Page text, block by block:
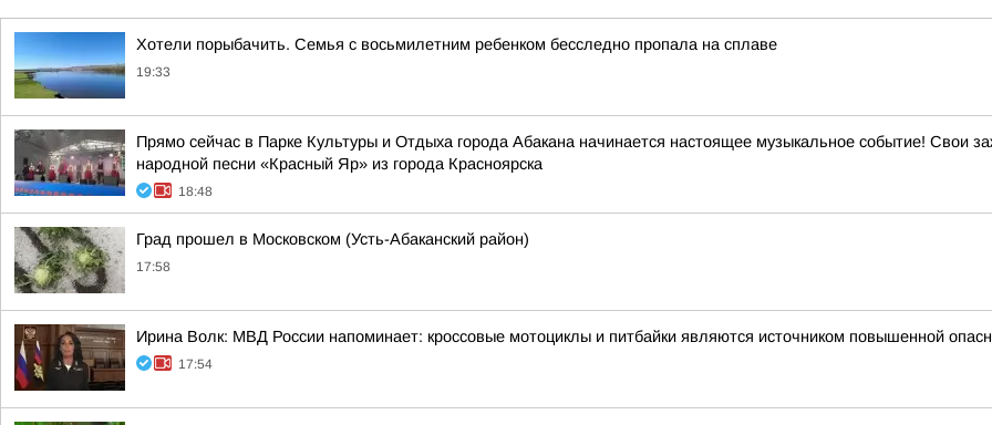
Хотели порыбачить. Семья с восьмилетним ребенком бесследно пропала на сплаве
19:33
Прямо сейчас в Парке Культуры и Отдыха города Абакана начинается настоящее музыкальное событие! Свои
народной песни «Красный Яр» из города Красноярска
18:48
Град прошел в Московском (Усть-Абаканский район)
17:58
Ирина Волк: МВД России напоминает: кроссовые мотоциклы и питбайки являются источником повышенной
17:54